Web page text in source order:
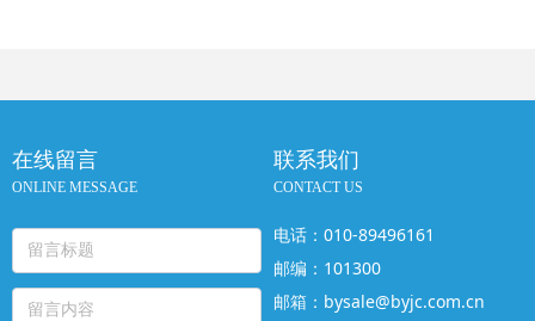
联系我们
CONTACT US
电话：010-89496161
邮编：101300
邮箱：bysale@byjc.com.cn
在线留言
ONLINE MESSAGE